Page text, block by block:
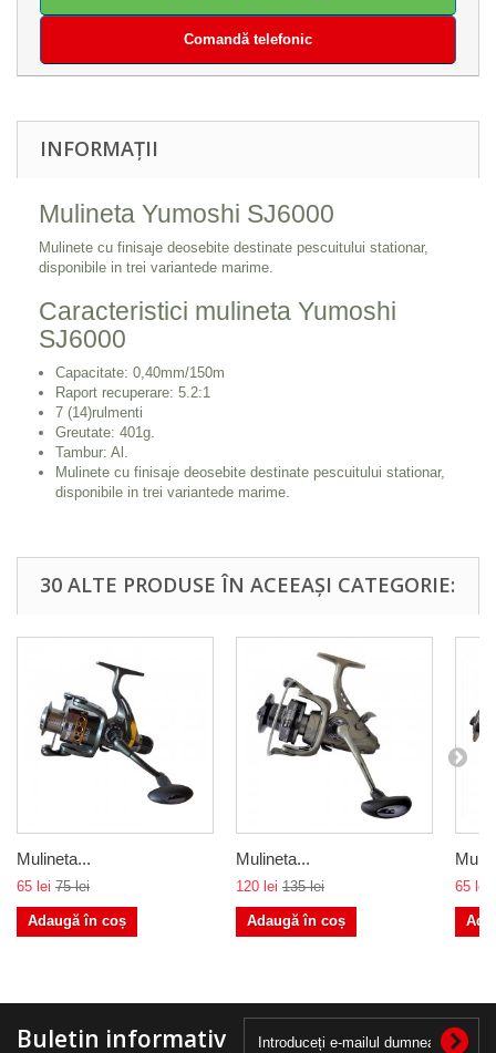
Comandă telefonic
INFORMAȚII
Mulineta Yumoshi SJ6000
Mulinete cu finisaje deosebite destinate pescuitului stationar,
disponibile in trei variantede marime.
Caracteristici mulineta Yumoshi
SJ6000
Capacitate: 0,40mm/150m
Raport recuperare: 5.2:1
7 (14)rulmenti
Greutate: 401g.
Tambur: Al.
Mulinete cu finisaje deosebite destinate pescuitului stationar,
disponibile in trei variantede marime.
30 ALTE PRODUSE ÎN ACEEAȘI CATEGORIE:
Mulineta...
65 lei 75 lei
Adaugă în coș
Mulineta...
120 lei 135 lei
Adaugă în coș
65 lei
Buletin informativ